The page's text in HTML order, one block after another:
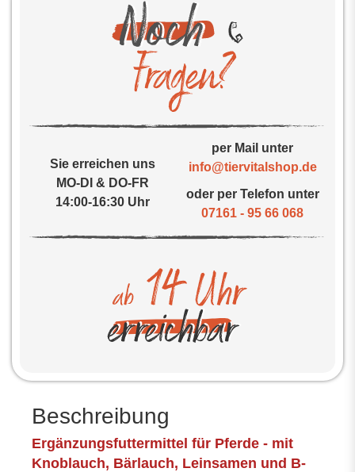
Sie erreichen uns
MO-DI & DO-FR
14:00-16:30 Uhr
per Mail unter
info@tiervitalshop.de
oder per Telefon unter
07161 - 95 66 068
Beschreibung
Ergänzungsfuttermittel für Pferde - mit
Knoblauch, Bärlauch, Leinsamen und B-